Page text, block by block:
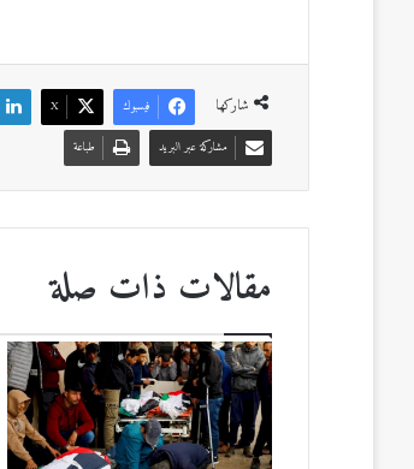
شاركها فيسبوك ‫X
مشاركة عبر البريد
طباعة
مقالات ذات صلة